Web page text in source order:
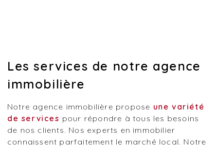
Les services de notre agence
immobilière
Notre agence immobilière propose une variété
de services pour répondre à tous les besoins
de nos clients. Nos experts en immobilier
connaissent parfaitement le marché local. Notre